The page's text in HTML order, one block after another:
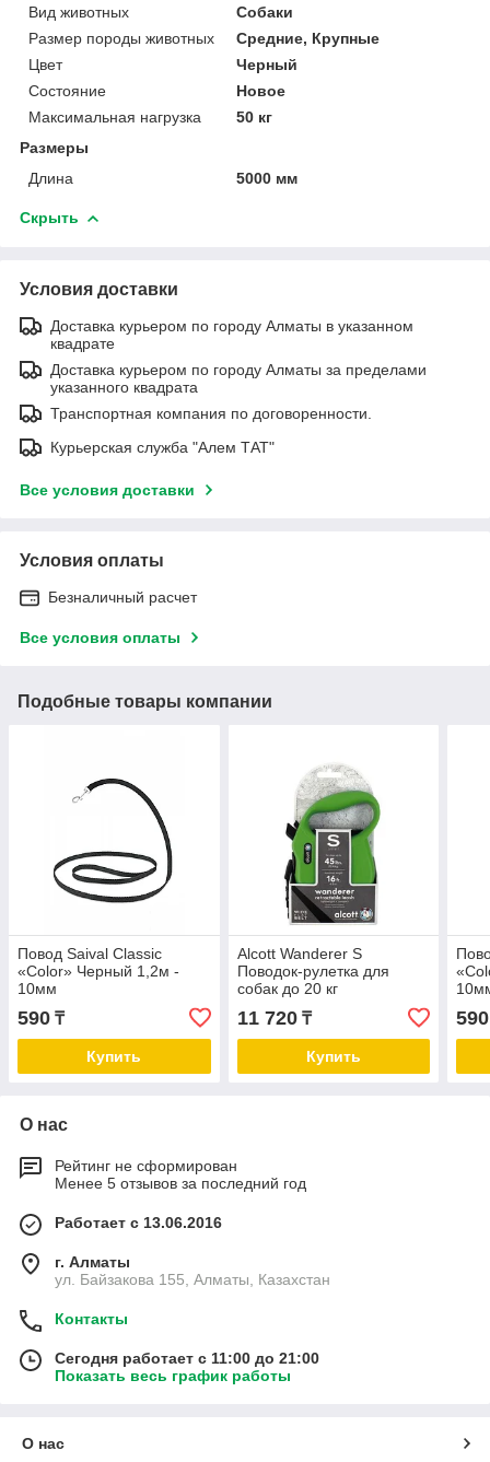
Вид животных
Собаки
Размер породы животных
Средние, Крупные
Цвет
Черный
Состояние
Новое
Максимальная нагрузка
50 кг
Размеры
Длина
5000 мм
Скрыть
Условия доставки
Доставка курьером по городу Алматы в указанном
квадрате
Доставка курьером по городу Алматы за пределами
указанного квадрата
Транспортная компания по договоренности.
Курьерская служба "Алем ТАТ"
Все условия доставки
Условия оплаты
Безналичный расчет
Все условия оплаты
Подобные товары компании
Повод Saival Classic
«Color» Черный 1,2м -
10мм
590 ₸
Купить
Alcott Wanderer S
Поводок-рулетка для
собак до 20 кг
11 720₸
Купить
590
О нас
Рейтинг не сформирован
Менее 5 отзывов за последний год
Работает с 13.06.2016
г. Алматы
ул. Байзакова 155, Алматы, Казахстан
Контакты
Сегодня работает с 11:00 до 21:00
Показать весь график работы
О нас